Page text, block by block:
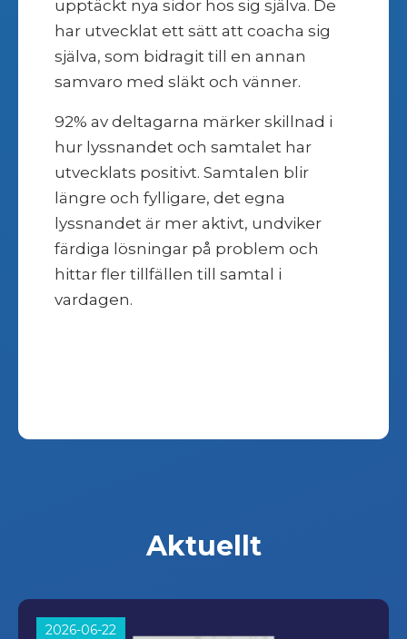
upptäckt nya sidor hos sig själva. De
har utvecklat ett sätt att coacha sig
själva, som bidragit till en annan
samvaro med släkt och vänner.
92% av deltagarna märker skillnad i
hur lyssnandet och samtalet har
utvecklats positivt. Samtalen blir
längre och fylligare, det egna
lyssnandet är mer aktivt, undviker
färdiga lösningar på problem och
hittar fler tillfällen till samtal i
vardagen.
Aktuellt
2026-06-22